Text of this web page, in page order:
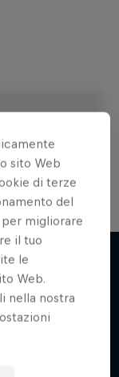
sito Web
di terze
del
migliorare
il tuo
le
Web.
nella nostra